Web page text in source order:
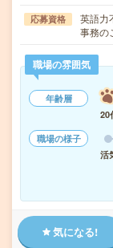
応募資格
英語力
事務の
職場の雰囲気
年齢層
20
職場の様子
活
気になる!